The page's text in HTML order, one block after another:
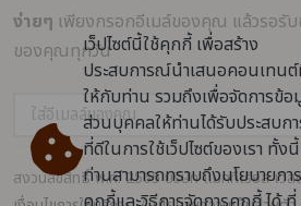
เว็ปไซต์นี้ใช้คุกกี้ เพื่อสร้าง
ประสบการณ์นำเสนอคอนเทน
ให้กับท่าน รวมถึงเพื่อจัดการข้อ
ส่วนบุคคลให้ท่านได้รับประสบก
ที่ดีในการใช้เว็ปไซต์ของเรา ทั้งนี้
ท่านสามารถทราบถึงนโยบายกา
ง่ายๆ เพียงกรอกอีเมล์ของคุณ แล้วรอรั
ของคุณทุกวัน
สงวนลิขสิทธิ์ พ.ศ. 2565 บริษัท แมททีเรียล เวิล